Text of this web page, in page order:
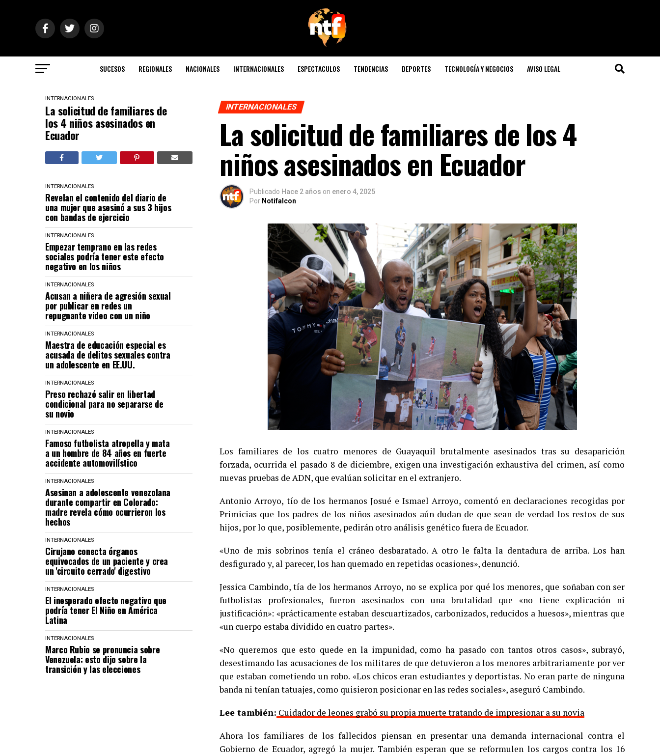
SUCESOS REGIONALES NACIONALES INTERNACIONALES ESPECTACULOS TENDENCIAS DEPORTES TECNOLOGÍA Y NEGOCIOS AVISO LEGAL
INTERNACIONALES
La solicitud de familiares de
los 4 niños asesinados en
Ecuador
INTERNACIONALES
Revelan el contenido del diario de
una mujer que asesinó a sus 3 hijos
con bandas de ejercicio
INTERNACIONALES
Empezar temprano en las redes
sociales podría tener este efecto
negativo en los niños
INTERNACIONALES
Acusan a niñera de agresión sexual
por publicar en redes un
repugnante video con un niño
INTERNACIONALES
Maestra de educación especial es
acusada de delitos sexuales contra
un adolescente en EE.UU.
INTERNACIONALES
Preso rechazó salir en libertad
condicional para no separarse de
su novio
INTERNACIONALES
Famoso futbolista atropella y mata
a un hombre de 84 años en fuerte
accidente automovilístico
INTERNACIONALES
Asesinan a adolescente venezolana
durante compartir en Colorado:
madre revela cómo ocurrieron los
hechos
INTERNACIONALES
Cirujano conecta órganos
equivocados de un paciente y crea
un 'circuito cerrado' digestivo
INTERNACIONALES
El inesperado efecto negativo que
podría tener El Niño en América
Latina
INTERNACIONALES
Marco Rubio se pronuncia sobre
Venezuela: esto dijo sobre la
transición y las elecciones
INTERNACIONALES
La solicitud de familiares de los 4
niños asesinados en Ecuador
Publicado Hace 2 años on enero 4, 2025
Por Notifalcon
Los familiares de los cuatro menores de Guayaquil brutalmente asesinados tras su desaparición
forzada, ocurrida el pasado 8 de diciembre, exigen una investigación exhaustiva del crimen, así como
nuevas pruebas de ADN, que evalúan solicitar en el extranjero.
Antonio Arroyo, tío de los hermanos Josué e Ismael Arroyo, comentó en declaraciones recogidas por
Primicias que los padres de los niños asesinados aún dudan de que sean de verdad los restos de sus
hijos, por lo que, posiblemente, pedirán otro análisis genético fuera de Ecuador.
«Uno de mis sobrinos tenía el cráneo desbaratado. A otro le falta la dentadura de arriba. Los han
desfigurado y, al parecer, los han quemado en repetidas ocasiones», denunció.
Jessica Cambindo, tía de los hermanos Arroyo, no se explica por qué los menores, que soñaban con ser
futbolistas profesionales, fueron asesinados con una brutalidad que «no tiene explicación ni
justificación»: «prácticamente estaban descuartizados, carbonizados, reducidos a huesos», mientras que
«un cuerpo estaba dividido en cuatro partes».
«No queremos que esto quede en la impunidad, como ha pasado con tantos otros casos», subrayó,
desestimando las acusaciones de los militares de que detuvieron a los menores arbitrariamente por ver
que estaban cometiendo un robo. «Los chicos eran estudiantes y deportistas. No eran parte de ninguna
banda ni tenían tatuajes, como quisieron posicionar en las redes sociales», aseguró Cambindo.
Lee también: Cuidador de leones grabó su propia muerte tratando de impresionar a su novia
Ahora los familiares de los fallecidos piensan en presentar una demanda internacional contra el
Gobierno de Ecuador, agregó la mujer. También esperan que se reformulen los cargos contra los 16